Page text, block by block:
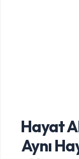
Hayat
Aynı